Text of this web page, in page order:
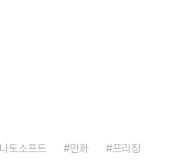
토소프트 만화
프리징